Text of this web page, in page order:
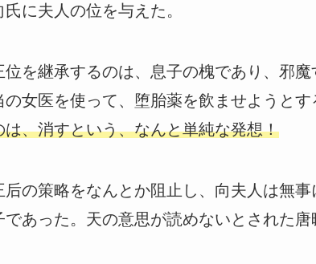
に夫人の位を与えた。
位を継承するのは、息子の槐であり、邪
の女医を使って、堕胎薬を飲ませようとす
は、消すという、なんと単純な発想！
后の策略をなんとか阻止し、向夫人は無
であった。天の意思が読めないとされた